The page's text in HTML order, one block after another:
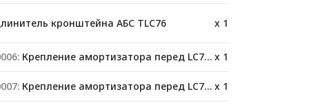
кронштейна АБС TLC76 x 1
Крепление амортизатора перед LC76/78/79 x 1
Крепление амортизатора перед LC76/78/79 x 1